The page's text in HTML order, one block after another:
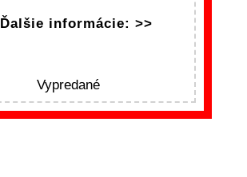
Ďalšie informácie: >>
Vypredané